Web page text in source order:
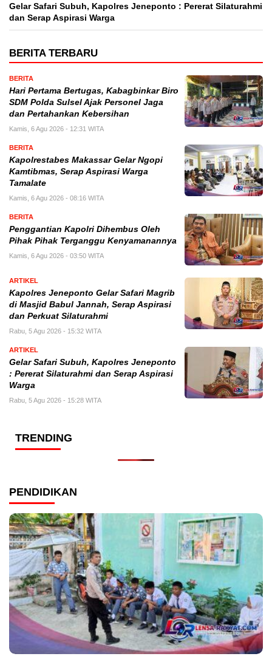
Gelar Safari Subuh, Kapolres Jeneponto : Pererat Silaturahmi
dan Serap Aspirasi Warga
BERITA TERBARU
BERITA
Hari Pertama Bertugas, Kabagbinkar Biro
SDM Polda Sulsel Ajak Personel Jaga
dan Pertahankan Kebersihan
Kamis, 6 Agu 2026 - 12:31 WITA
BERITA
Kapolrestabes Makassar Gelar Ngopi
Kamtibmas, Serap Aspirasi Warga
Tamalate
Kamis, 6 Agu 2026 - 08:16 WITA
BERITA
Penggantian Kapolri Dihembus Oleh
Pihak Pihak Terganggu Kenyamanannya
Kamis, 6 Agu 2026 - 03:50 WITA
ARTIKEL
Kapolres Jeneponto Gelar Safari Magrib
di Masjid Babul Jannah, Serap Aspirasi
dan Perkuat Silaturahmi
Rabu, 5 Agu 2026 - 15:32 WITA
ARTIKEL
Gelar Safari Subuh, Kapolres Jeneponto
: Pererat Silaturahmi dan Serap Aspirasi
Warga
Rabu, 5 Agu 2026 - 15:28 WITA
TRENDING
PENDIDIKAN